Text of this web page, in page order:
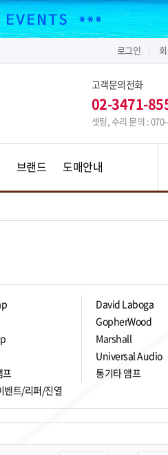
로그인
고객문의전화
02-3471-
셋팅, 수리 문의 :
브랜드 도매안내
David Laboga
GopherWood
Marshall
Universal Audio
프 통기타 앰프
벤트/리퍼/진열